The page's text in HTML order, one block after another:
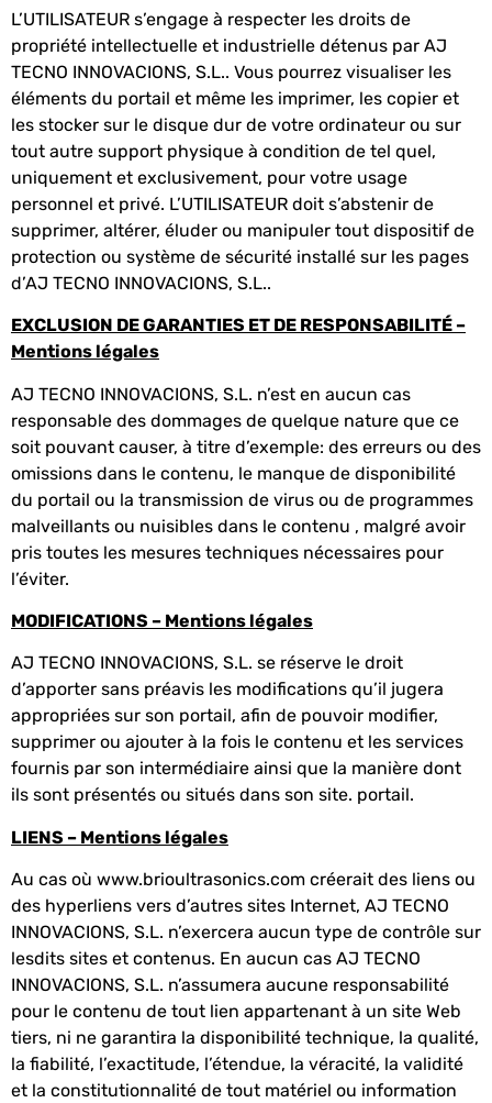
L’UTILISATEUR s’engage à respecter les droits de
propriété intellectuelle et industrielle détenus par AJ
TECNO INNOVACIONS, S.L.. Vous pourrez visualiser les
éléments du portail et même les imprimer, les copier et
les stocker sur le disque dur de votre ordinateur ou sur
tout autre support physique à condition de tel quel,
uniquement et exclusivement, pour votre usage
personnel et privé. L’UTILISATEUR doit s’abstenir de
supprimer, altérer, éluder ou manipuler tout dispositif de
protection ou système de sécurité installé sur les pages
d’AJ TECNO INNOVACIONS, S.L..
EXCLUSION DE GARANTIES ET DE RESPONSABILITÉ –
Mentions légales
AJ TECNO INNOVACIONS, S.L. n’est en aucun cas
responsable des dommages de quelque nature que ce
soit pouvant causer, à titre d’exemple: des erreurs ou des
omissions dans le contenu, le manque de disponibilité
du portail ou la transmission de virus ou de programmes
malveillants ou nuisibles dans le contenu , malgré avoir
pris toutes les mesures techniques nécessaires pour
l’éviter.
MODIFICATIONS – Mentions légales
AJ TECNO INNOVACIONS, S.L. se réserve le droit
d’apporter sans préavis les modifications qu’il jugera
appropriées sur son portail, afin de pouvoir modifier,
supprimer ou ajouter à la fois le contenu et les services
fournis par son intermédiaire ainsi que la manière dont
ils sont présentés ou situés dans son site. portail.
LIENS – Mentions légales
Au cas où www.brioultrasonics.com créerait des liens ou
des hyperliens vers d’autres sites Internet, AJ TECNO
INNOVACIONS, S.L. n’exercera aucun type de contrôle sur
lesdits sites et contenus. En aucun cas AJ TECNO
INNOVACIONS, S.L. n’assumera aucune responsabilité
pour le contenu de tout lien appartenant à un site Web
tiers, ni ne garantira la disponibilité technique, la qualité,
la fiabilité, l’exactitude, l’étendue, la véracité, la validité
et la constitutionnalité de tout matériel ou information